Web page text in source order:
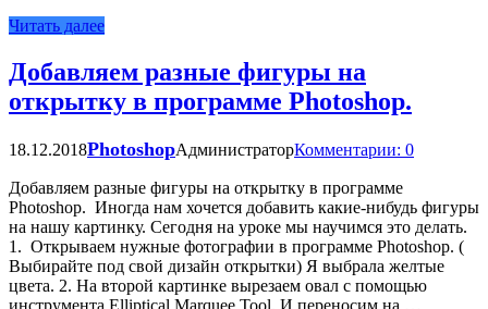
Читать далее
Добавляем разные фигуры на
открытку в программе Photoshop.
18.12.2018PhotoshopАдминистраторКомментарии: 0
Добавляем разные фигуры на открытку в программе
Photoshop. Иногда нам хочется добавить какие-нибудь фигуры
на нашу картинку. Сегодня на уроке мы научимся это делать.
1. Открываем нужные фотографии в программе Photoshop. (
Выбирайте под свой дизайн открытки) Я выбрала желтые
цвета. 2. На второй картинке вырезаем овал с помощью
инструмента Elliptical Marquee Tool. И переносим на …